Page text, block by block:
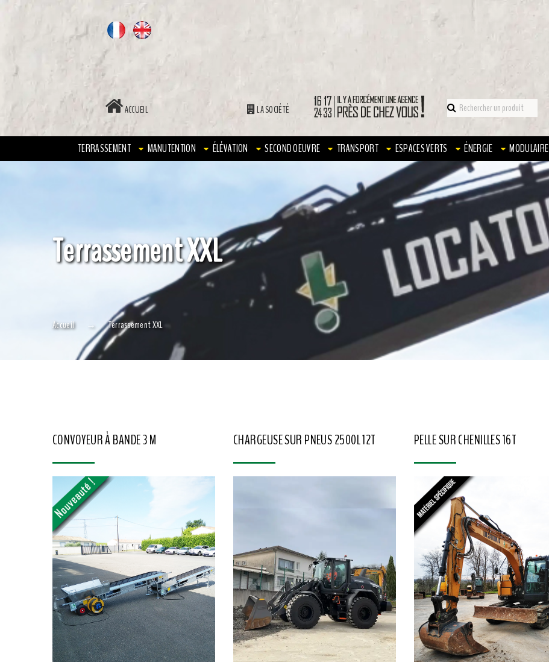
LA SOCIÉTÉ
ACCUEIL
TERRASSEMENT MANUTENTION ÉLÉVATION SECOND OEUVRE TRANSPORT ESPACES VERTS ÉNERGIE MODULAIRE
Terrassement XXL
Accueil Terrassement XXL
CONVOYEUR À BANDE 3 M CHARGEUSE SUR PNEUS 2500L 12T PELLE SUR CHENILLES 16T